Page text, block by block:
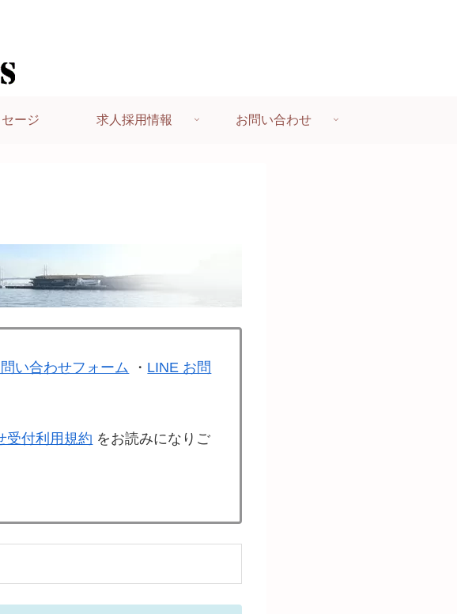
ージ 求人採用情報 お問い合わせ
い合わせフォーム ・ LINE お問
受付利用規約 をお読みになりご